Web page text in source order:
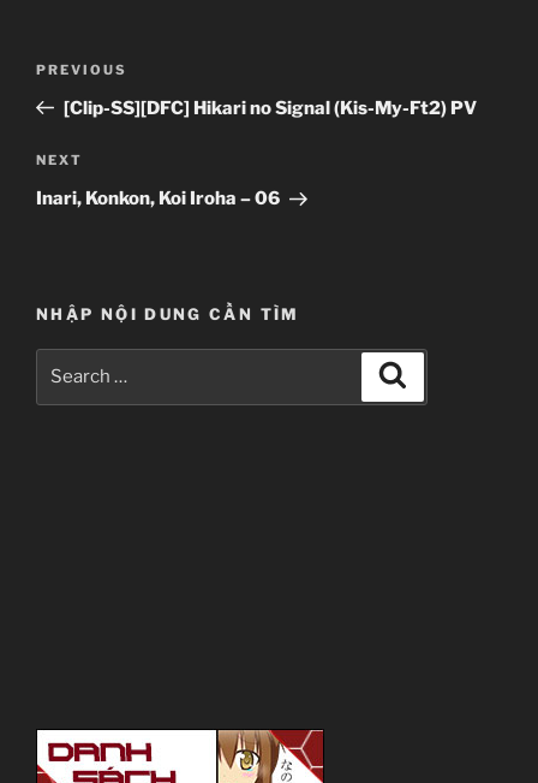
Previous
Post
PREVIOUS
[Clip-SS][DFC] Hikari no Signal (Kis-My-Ft2) PV
Next
Post
NEXT
Inari, Konkon, Koi Iroha – 06
NHẬP NỘI DUNG CẦN TÌM